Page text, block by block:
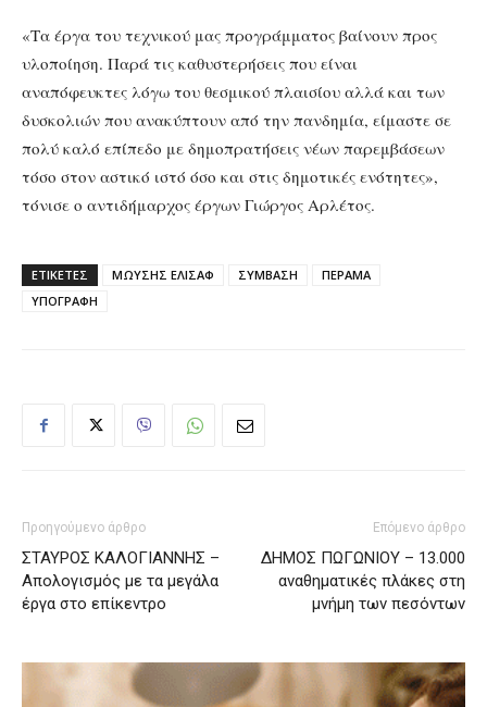
«Τα έργα του τεχνικού μας προγράμματος βαίνουν προς
υλοποίηση. Παρά τις καθυστερήσεις που είναι
αναπόφευκτες λόγω του θεσμικού πλαισίου αλλά και των
δυσκολιών που ανακύπτουν από την πανδημία, είμαστε σε
πολύ καλό επίπεδο με δημοπρατήσεις νέων παρεμβάσεων
τόσο στον αστικό ιστό όσο και στις δημοτικές ενότητες»,
τόνισε ο αντιδήμαρχος έργων Γιώργος Αρλέτος.
ΕΤΙΚΕΤΕΣ ΜΩΥΣΗΣ ΕΛΙΣΑΦ ΣΥΜΒΑΣΗ
ΠΕΡΑΜΑ
ΥΠΟΓΡΑΦΗ
Προηγούμενο άρθρο
ΣΤΑΥΡΟΣ ΚΑΛΟΓΙΑΝΝΗΣ –
Απολογισμός με τα μεγάλα
έργα στο επίκεντρο
Επόμενο άρθρο
ΔΗΜΟΣ ΠΩΓΩΝΙΟΥ – 13.000
αναθηματικές πλάκες στη
μνήμη των πεσόντων